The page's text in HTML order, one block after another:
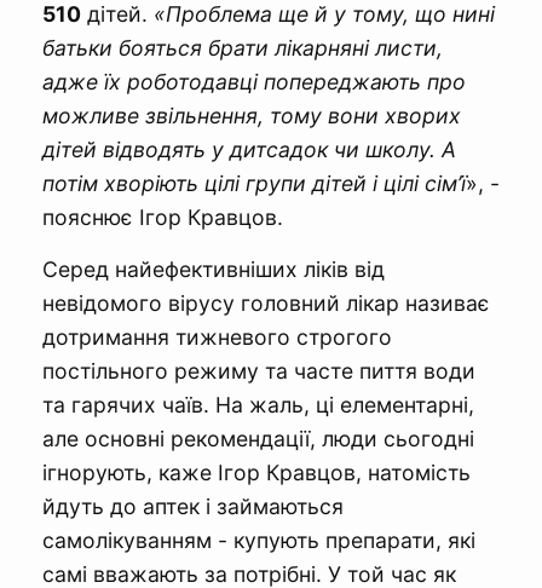
510 дітей. «Проблема ще й у тому, що нині
батьки бояться брати лікарняні листи,
адже їх роботодавці попереджають про
можливе звільнення, тому вони хворих
дітей відводять у дитсадок чи школу. А
потім хворіють цілі групи дітей і цілі сім’ї», -
пояснює Ігор Кравцов.
Серед найефективніших ліків від
невідомого вірусу головний лікар називає
дотримання тижневого строгого
постільного режиму та часте пиття води
та гарячих чаїв. На жаль, ці елементарні,
але основні рекомендації, люди сьогодні
ігнорують, каже Ігор Кравцов, натомість
йдуть до аптек і займаються
самолікуванням - купують препарати, які
самі вважають за потрібні. У той час як